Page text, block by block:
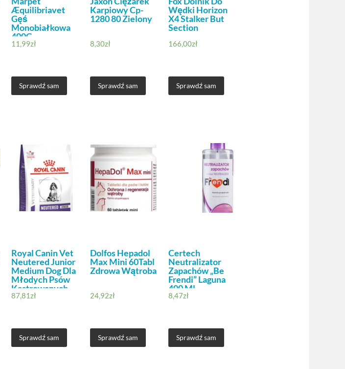
Æquilibriavet
Gęś
Monobiałkowa
400G
11,99zł
Sprawdź sam
Karpiowy Cp-
1280 80 Zielony
8,30zł
Sprawdź sam
Wędki Horizon
X4 Stalker But
Section
166,00zł
Sprawdź sam
Royal Canin Vet
Neutered Junior
Medium Dog Dla
Młodych Psów
Kastrowanych
3,5kg
87,81zł
Sprawdź sam
Dolfos Hepadol
Max Mini 60Tabl
Zdrowa Wątroba
24,92zł
Sprawdź sam
Certech
Neutralizator
Zapachów „Be
Frendi” Laguna
400 Ml
8,47zł
Sprawdź sam